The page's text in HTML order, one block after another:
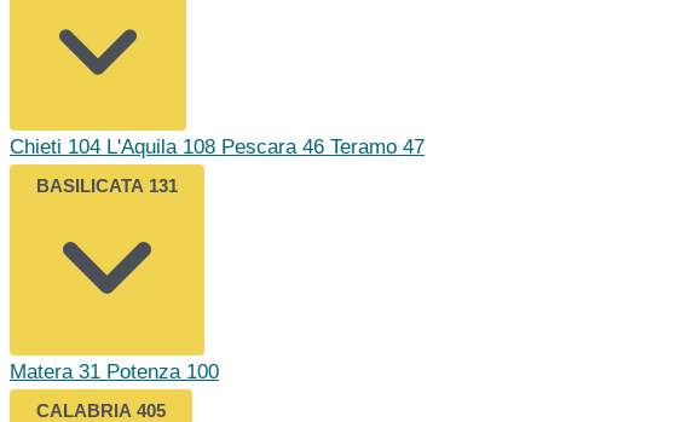
Chieti 104 L'Aquila 108 Pescara 46 Teramo 47
BASILICATA 131
Matera 31 Potenza 100
CALABRIA 405